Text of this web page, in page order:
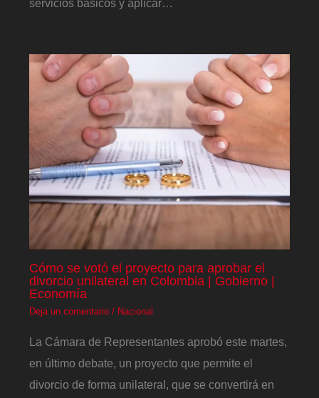
servicios básicos y aplicar…
Cómo se votó el proyecto para aprobar el
divorcio unilateral en Colombia | Gobierno |
Economía
Deja un comentario / Nacional
La Cámara de Representantes aprobó este martes,
en último debate, un proyecto que permite el
divorcio de forma unilateral, que se convertirá en